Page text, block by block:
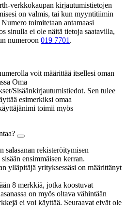
verkkokaupan kirjautumistietojen
on valmis, tai kun myyntitiimin
toimitetaan antamaasi
sinulla ei ole näitä tietoja saatavilla,
numeroon 019 7701 .
voit määrittää itsellesi oman
Oma
Sisäänkirjautumistiedot. Sen tulee
esimerkiksi omaa
toimii myös
rekisteröitymisen
ensimmäisen kerran.
ylläpitäjä yrityksessäsi on määrittänyt
8 merkkiä, jotka koostuvat
on myös oltava vähintään
ei voi käyttää. Seuraavat eivät ole